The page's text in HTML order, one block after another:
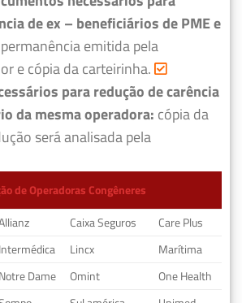
de ex – beneficiários de PME e
emitida pela
e cópia da carteirinha.
para redução de carência
da mesma operadora: cópia da
será analisada pela
de Operadoras Congêneres
Caixa Seguros
Care Plus
Intermédica Lincx
Marítima
Notre Dame Omint
One Health